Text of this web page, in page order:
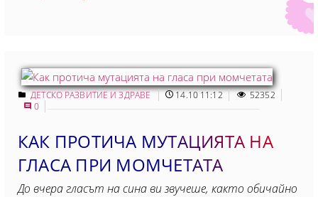
ДЕТСКО РАЗВИТИЕ И ЗДРАВЕ 14.10 11:12
52352
0
КАК ПРОТИЧА МУТАЦИЯТА НА
ГЛАСА ПРИ МОМЧЕТАТА
До вчера гласът на сина ви звучеше, както обичайно